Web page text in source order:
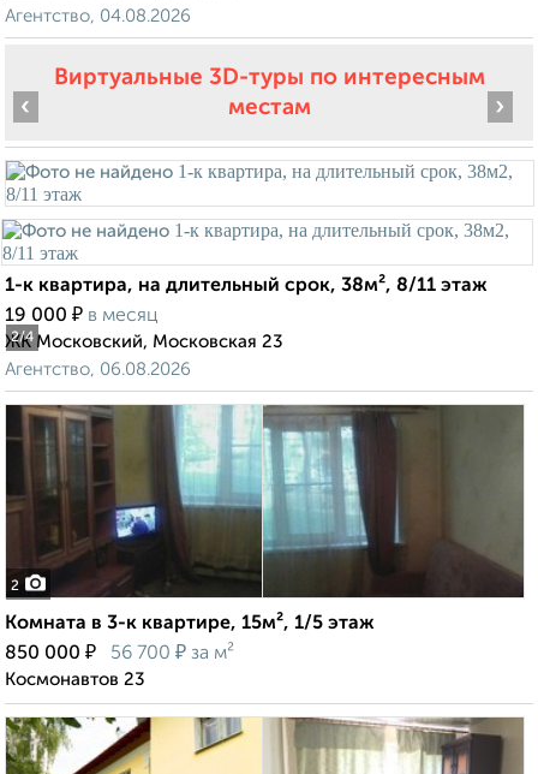
Агентство, 04.08.2026
Виртуальные 3D-туры по интересным
местам
2/4
‹ ›
1-к квартира, на длительный срок, 38м², 8/11 этаж
19 000 ₽ в месяц
ЖК Московский, Московская 23
Агентство, 06.08.2026
2
Комната в 3-к квартире, 15м², 1/5 этаж
850 000 ₽ 56 700 ₽ за м²
Космонавтов 23